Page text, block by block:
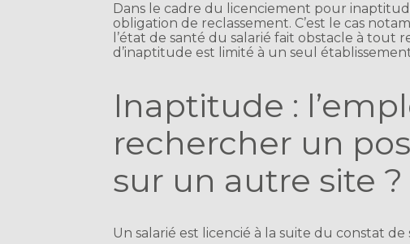
Dans le cadre du licenciement pour
obligation de reclassement. C’est le cas
l’état de santé du salarié fait obstacle à tout
d’inaptitude est limité à un seul
Inaptitude :
rechercher un
sur un autre site ?
Un salarié est licencié à la suite du constat